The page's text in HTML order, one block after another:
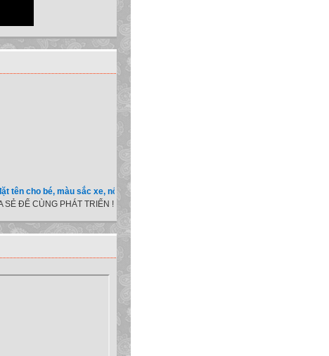
bé, màu sắc xe, nốt ruồi, xem tuổi.v.v.v )
SẺ ĐỂ CÙNG PHÁT TRIỂN !